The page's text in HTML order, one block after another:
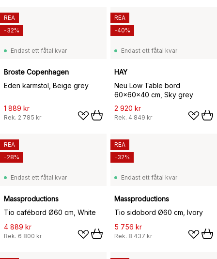
Endast ett fåtal kvar
Broste Copenhagen
Eden karmstol, Beige grey
1 889 kr
Rek. 2 785 kr
REA
-32%
Endast ett fåtal kvar
HAY
Neu Low Table bord
60x60x40 cm, Sky grey
2 920 kr
Rek. 4 849 kr
REA
-40%
Endast ett fåtal kvar
Massproductions
Tio cafébord Ø60 cm, White
4 889 kr
Rek. 6 800 kr
REA
-28%
Endast ett fåtal kvar
Massproductions
Tio sidobord Ø60 cm, Ivory
5 756 kr
Rek. 8 437 kr
REA
-32%